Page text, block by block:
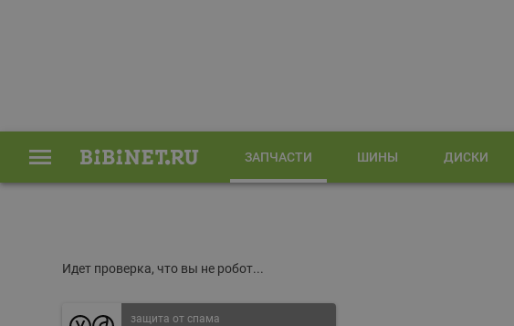
ЗАПЧАСТИ ШИНЫ ДИСКИ
Идет проверка, что вы не робот...
защита от спама